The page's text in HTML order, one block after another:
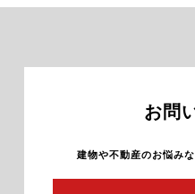
お問
建物や不動産のお悩み